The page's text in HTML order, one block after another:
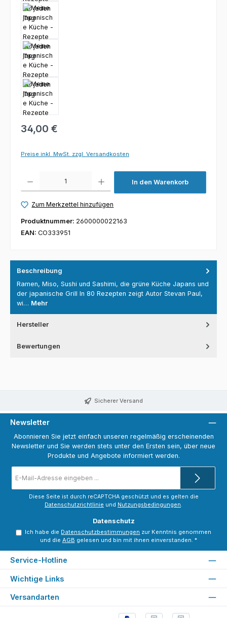
34,00 €
Preise inkl. MwSt. zzgl. Versandkosten
In den Warenkorb
Zum Merkzettel hinzufügen
Produktnummer: 2600000022163
EAN: CO333951
Beschreibung
Ramen, Miso, Sushi und Sashimi, die grüne Küche Japans und
der japanische Grill In 80 Rezepten zeigt Autor Stevan Paul,
wi… Mehr
Hersteller
Bewertungen
Sicherer Versand
Newsletter
Abonnieren Sie jetzt einfach unseren regelmäßig erscheinenden
Newsletter und Sie werden stets unter den Ersten sein, über neue
Produkte und Angebote informiert werden.
Mail-
Adresse
Diese Seite ist durch reCAPTCHA geschützt und es gelten die
Datenschutzrichtlinie und Nutzungsbedingungen.
Datenschutz
Ich habe die Datenschutzbestimmungen zur Kenntnis genommen
und die AGB gelesen und bin mit ihnen einverstanden. *
Service-Hotline
Wichtige Links
Versandarten